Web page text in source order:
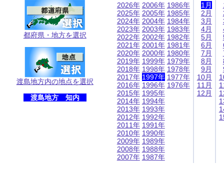
都府県・地方を選択
渡島地方内の地点を選択
渡島地方 知内
2026年
2025年
2024年
2023年
2022年
2021年
2020年
2019年
2018年
2017年
2016年
2015年
2014年
2013年
2012年
2011年
2010年
2009年
2008年
2007年
2006年
2005年
2004年
2003年
2002年
2001年
2000年
1999年
1998年
1997年
1996年
1995年
1994年
1993年
1992年
1991年
1990年
1989年
1988年
1987年
1986年
1985年
1984年
1983年
1982年
1981年
1980年
1979年
1978年
1977年
1976年
1月
2月
3月
4月
5月
6月
7月
8月
9月
10月
11月
12月